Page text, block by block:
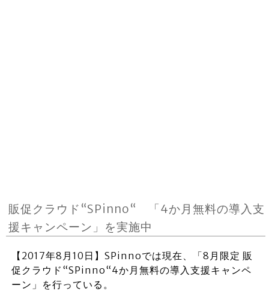
販促クラウド“SPinno“ 「4か月無料の導入支
援キャンペーン」を実施中
【2017年8月10日】SPinnoでは現在、「8月限定 販
促クラウド“SPinno“4か月無料の導入支援キャンペ
ーン」を行っている。